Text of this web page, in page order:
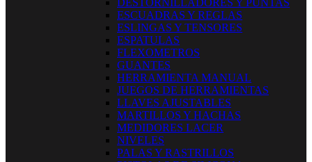
DESTORNILLADORES Y PUNTAS
ESCUADRAS Y REGLAS
ESLINGAS Y TENSORES
ESPATULAS
FLEXOMETROS
GUANTES
HERRAMIENTA MANUAL
JUEGOS DE HERRAMIENTAS
LLAVES AJUSTABLES
MARTILLOS Y HACHAS
MEDIDORES LACER
NIVELES
PALAS Y RASTRILLOS